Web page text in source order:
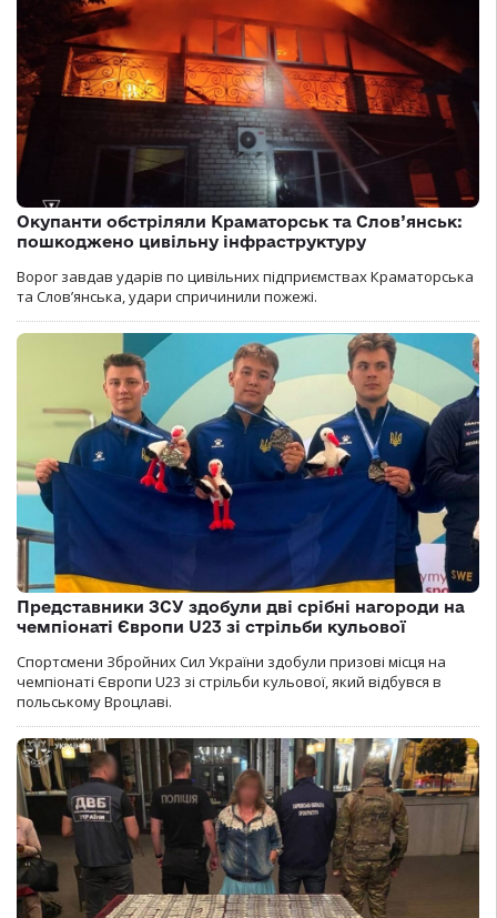
Окупанти обстріляли Краматорськ та Слов’янськ:
пошкоджено цивільну інфраструктуру
Ворог завдав ударів по цивільних підприємствах Краматорська
та Слов’янська, удари спричинили пожежі.
Представники ЗСУ здобули дві срібні нагороди на
чемпіонаті Європи U23 зі стрільби кульової
Спортсмени Збройних Сил України здобули призові місця на
чемпіонаті Європи U23 зі стрільби кульової, який відбувся в
польському Вроцлаві.